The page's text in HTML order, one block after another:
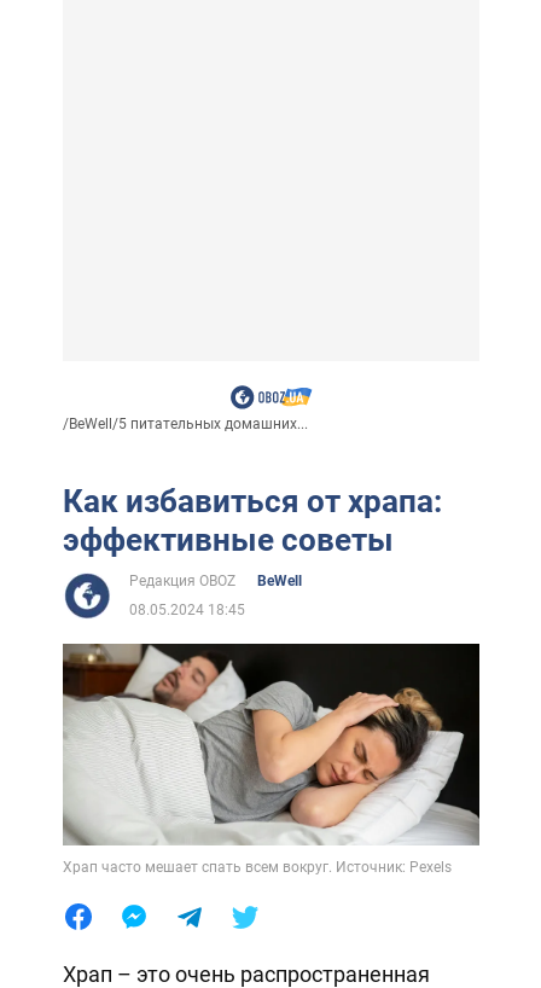
/BeWell /5 питательных домашних...
Как избавиться от храпа:
эффективные советы
Редакция OBOZ
BeWell
08.05.2024 18:45
Храп часто мешает спать всем вокруг. Источник: Pexels
Храп – это очень распространенная